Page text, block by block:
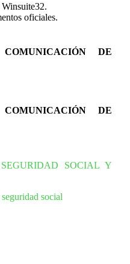
oficiales.
DE
DE
SEGURIDAD SOCIAL Y
social